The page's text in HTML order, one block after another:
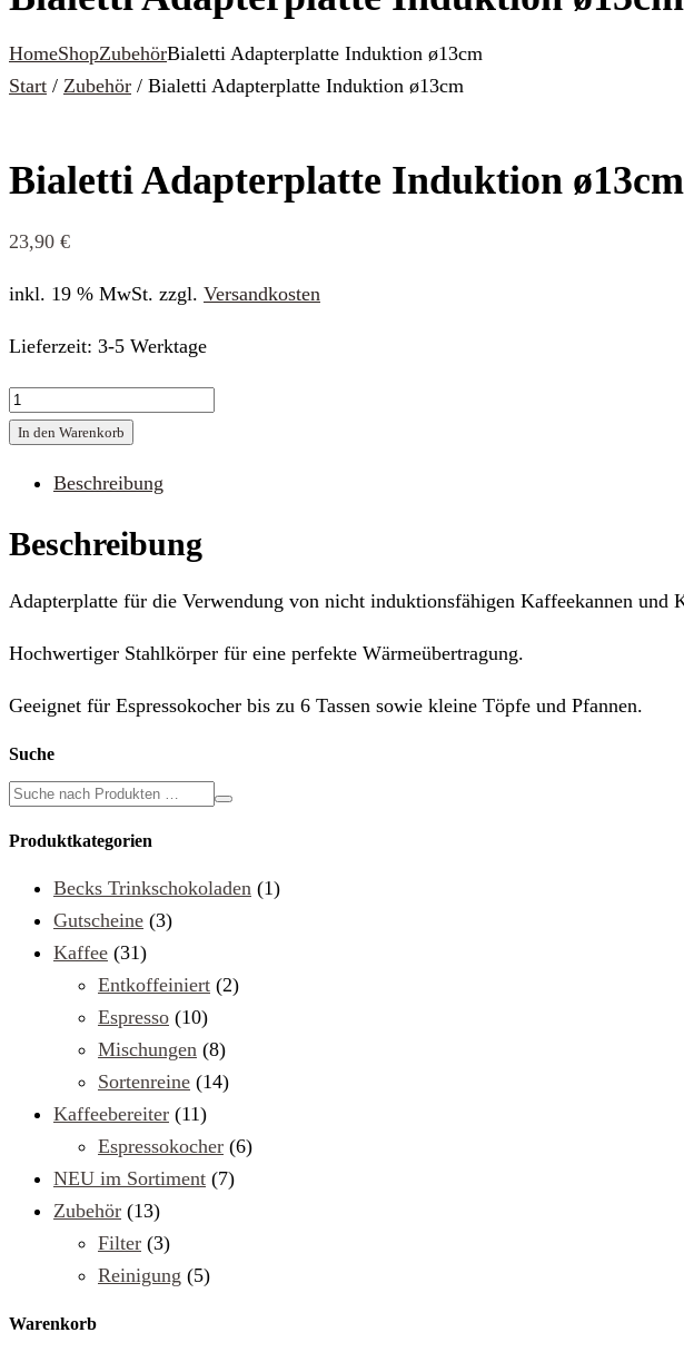
HomeShopZubehörBialetti Adapterplatte Induktion ø13cm
Start / Zubehör / Bialetti Adapterplatte Induktion ø13cm
Bialetti Adapterplatte Induktion ø13cm
23,90 €
inkl. 19 % MwSt. zzgl. Versandkosten
Lieferzeit: 3-5 Werktage
Bialetti
Adapterplatte
ø13cm
In den Warenkorb
Beschreibung
Beschreibung
Adapterplatte für die Verwendung von nicht induktionsfähigen Kaffeekannen und
Hochwertiger Stahlkörper für eine perfekte Wärmeübertragung.
Geeignet für Espressokocher bis zu 6 Tassen sowie kleine Töpfe und Pfannen.
Suche
Produktkategorien
Becks Trinkschokoladen (1)
Gutscheine (3)
Kaffee (31)
Entkoffeiniert (2)
Espresso (10)
Mischungen (8)
Sortenreine (14)
Kaffeebereiter (11)
Espressokocher (6)
NEU im Sortiment (7)
Zubehör (13)
Filter (3)
Reinigung (5)
Warenkorb